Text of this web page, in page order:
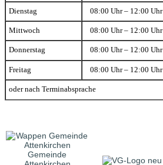
Dienstag 08:00 Uhr – 12:00 Uhr
Mittwoch 08:00 Uhr – 12:00 Uhr
Donnerstag 08:00 Uhr – 12:00 Uhr
Freitag 08:00 Uhr – 12:00 Uhr
oder nach Terminabsprache
Gemeinde